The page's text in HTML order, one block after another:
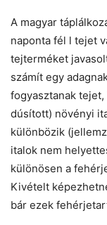
A magyar
naponta fél l tejet
tejterméket
számít egy
fogyasztanak
dúsított) növényi
különbözik
italok nem
különösen a
Kivételt
bár ezek